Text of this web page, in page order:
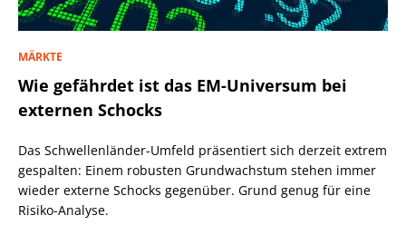
MÄRKTE
Wie gefährdet ist das EM-Universum bei
externen Schocks
Das Schwellenländer-Umfeld präsentiert sich derzeit extrem
gespalten: Einem robusten Grundwachstum stehen immer
wieder externe Schocks gegenüber. Grund genug für eine
Risiko-Analyse.